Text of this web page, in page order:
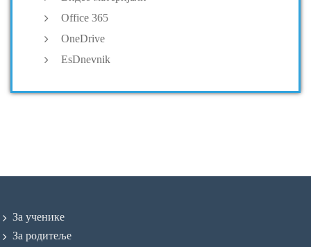
Office 365
OneDrive
EsDnevnik
За ученике
За родитеље